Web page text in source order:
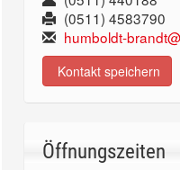
(0511) 4583790
humboldt-
Kontakt speichern
Öffnungszeiten